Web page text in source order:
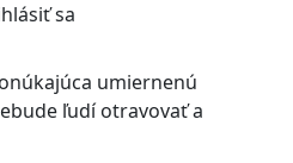
sa
umiernenú
ľudí otravovať a